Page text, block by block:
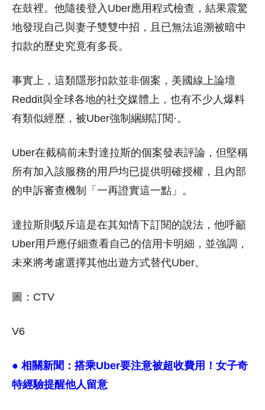
在鼓裡。他隨後登入Uber應用程式檢查，結果震驚
地發現自己與妻子雙雙中招，且已無法追溯被暗中
扣款的歷史究竟有多長。
事實上，這類隱形扣款並非個案，美國線上論壇
Reddit與全球各地的社交媒體上，也有不少人爆料
有類似經歷，被Uber強制綑綁訂閱·。
Uber在截稿前未對達拉斯的個案發表評論，但堅稱
所有加入該服務的用戶均已提供明確授權，且內部
的申訴審查機制「一再證實這一點」。
達拉斯則駁斥這是在其知情下訂閱的說法，他呼籲
Uber用戶應仔細查看自己的信用卡明細，並強調，
未來將考慮選擇其他出遊方式替代Uber。
圖：CTV
V6
● 相關新聞： 搭乘Uber要注意被超收費用！女子奇
特經驗提醒他人留意